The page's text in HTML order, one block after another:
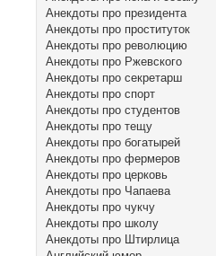
Анекдоты про президента
Анекдоты про проституток
Анекдоты про революцию
Анекдоты про Ржевского
Анекдоты про секретарш
Анекдоты про спорт
Анекдоты про студентов
Анекдоты про тещу
Анекдоты про богатырей
Анекдоты про фермеров
Анекдоты про церковь
Анекдоты про Чапаева
Анекдоты про чукчу
Анекдоты про школу
Анекдоты про Штирлица